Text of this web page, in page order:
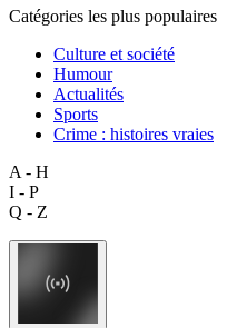
Catégories les plus populaires
Culture et société
Humour
Actualités
Sports
Crime : histoires vraies
A - H
I - P
Q - Z